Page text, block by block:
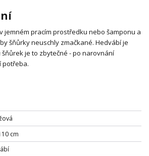
jemném pracím prostředku nebo šamponu a
šňůrky neuschly zmačkané. Hedvábí je
šňůrek je to zbytečné - po narovnání
potřeba.
cm